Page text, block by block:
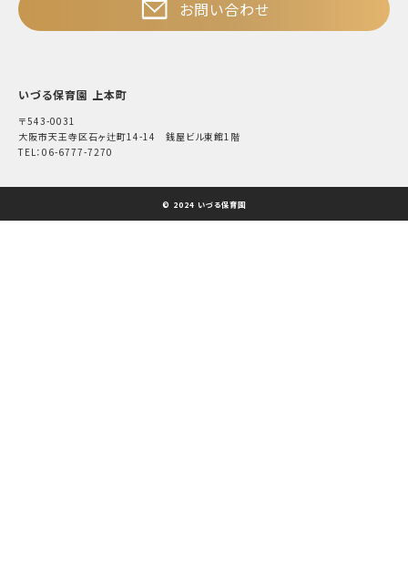
お問い合わせ
いづる保育園 上本町
〒543-0031
大阪市天王寺区石ヶ辻町14-14 銭屋ビル東館1階
TEL：06-6777-7270
© 2024 いづる保育園